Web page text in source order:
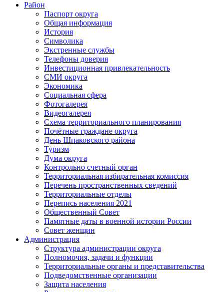
Район
Паспорт округа
Общая информация
История
Символика
Экстренные службы
Телефоны доверия
Инвестиционная привлекательность
СМИ округа
Экономика
Социальная сфера
Фотогалерея
Видеогалерея
Схема территориального планирования
Почётные граждане округа
День Шпаковского района
Туризм
Дума округа
Контрольно счетный орган
Территориальная избирательная комиссия
Перечень пространственных сведений
Территориальные отделы
Перепись населения 2021
Общественный Совет
Памятные даты в военной истории России
Совет женщин
Администрация
Структура администрации округа
Полномочия, задачи и функции
Территориальные органы и представительства
Подведомственные организации
Защита населения